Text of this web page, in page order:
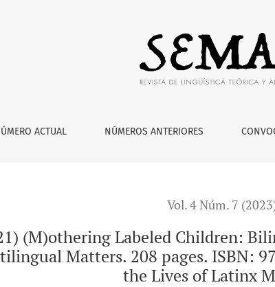
Labeled Children: Bilingualism and Disability in
ACTUAL NÚMEROS ANTERIORES
Vol. 4 Núm. 7
(M)othering Labeled Children:
Matters. 208 pages. ISBN:
the Lives of Latinx